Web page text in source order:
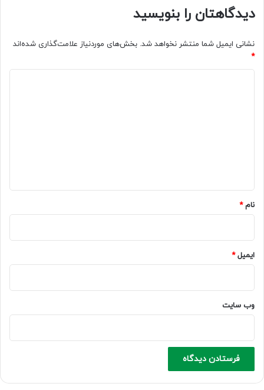
دیدگاهتان را بنویسید
نشانی ایمیل شما منتشر نخواهد شد. بخش‌های موردنیاز علامت‌گذاری شده‌اند
*
نام*
ایمیل*
وب‌ سایت